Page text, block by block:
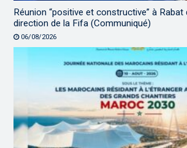
Réunion “positive et constructive” à Rabat
direction de la Fifa (Communiqué)
06/08/2026